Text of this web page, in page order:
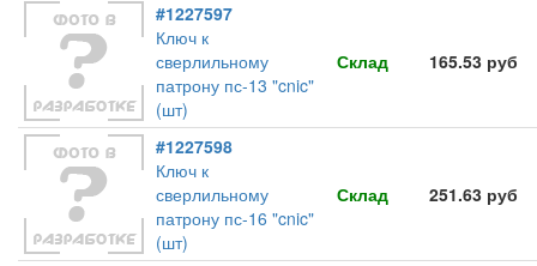
#1227597
Ключ к
сверлильному
патрону пс-13 "cnic"
(шт)
Склад 165.53 руб
#1227598
Ключ к
сверлильному
патрону пс-16 "cnic"
(шт)
Склад 251.63 руб